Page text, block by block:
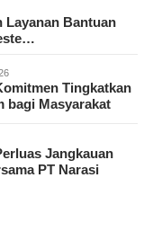
Layanan Bantuan
Tingkatkan
bagi Masyarakat
Jangkauan
PT Narasi